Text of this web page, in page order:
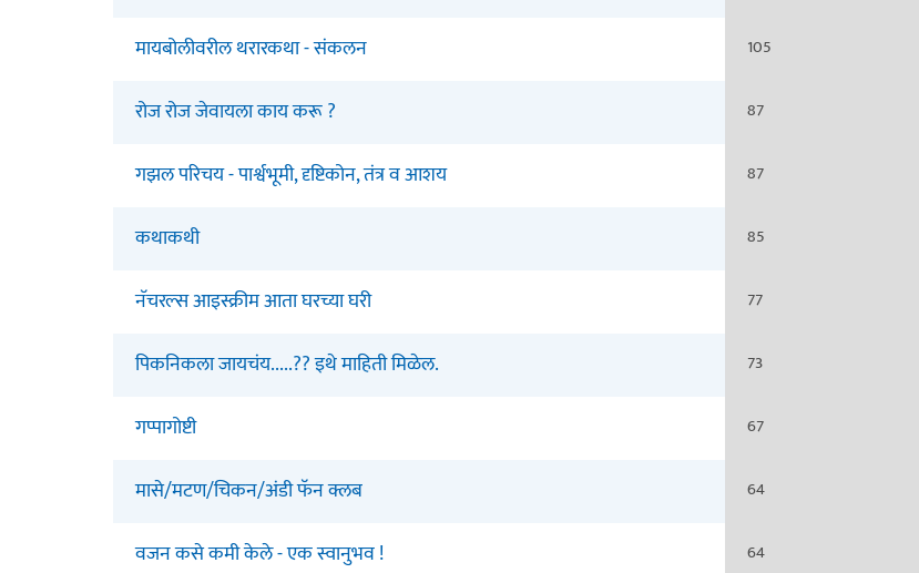
मायबोलीवरील थरारकथा - संकलन 105
रोज रोज जेवायला काय करू ? 87
गझल परिचय - पार्श्वभूमी, दृष्टिकोन, तंत्र व आशय 87
कथाकथी 85
नॅचरल्स आइस्क्रीम आता घरच्या घरी 77
पिकनिकला जायचंय.....?? इथे माहिती मिळेल. 73
गप्पागोष्टी 67
मासे/मटण/चिकन/अंडी फॅन क्लब 64
वजन कसे कमी केले - एक स्वानुभव ! 64